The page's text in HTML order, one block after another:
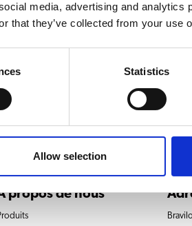
media, advertising and analytics
that they’ve collected from your use
Statistics
Allow selection
propos de nous